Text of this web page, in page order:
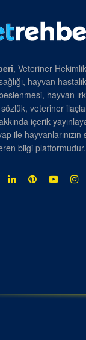
, Veteriner
hayvan
hayvan
veteriner
içerik
ile hayvanlarınızın
bilgi platformudur.